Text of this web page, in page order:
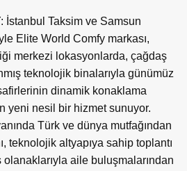
İstanbul Taksim ve Samsun
Elite World Comfy markası,
merkezi lokasyonlarda, çağdaş
teknolojik binalarıyla günümüz
dinamik konaklama
yeni nesil bir hizmet sunuyor.
Türk ve dünya mutfağından
teknolojik altyapıya sahip toplantı
olanaklarıyla aile buluşmalarından